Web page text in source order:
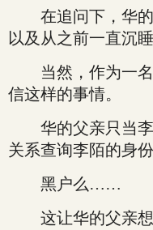
在追问下，华的
以及从之前一直沉
当然，作为一名
信这样的事情。
华的父亲只当李
关系查询李陌的身
黑户么……
这让华的父亲想